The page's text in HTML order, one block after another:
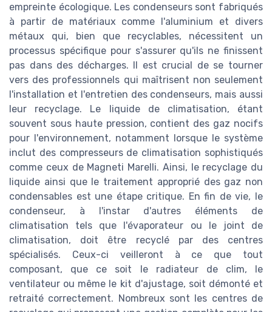
empreinte écologique. Les condenseurs sont fabriqués
à partir de matériaux comme l'aluminium et divers
métaux qui, bien que recyclables, nécessitent un
processus spécifique pour s'assurer qu'ils ne finissent
pas dans des décharges. Il est crucial de se tourner
vers des professionnels qui maîtrisent non seulement
l'installation et l'entretien des condenseurs, mais aussi
leur recyclage. Le liquide de climatisation, étant
souvent sous haute pression, contient des gaz nocifs
pour l'environnement, notamment lorsque le système
inclut des compresseurs de climatisation sophistiqués
comme ceux de Magneti Marelli. Ainsi, le recyclage du
liquide ainsi que le traitement approprié des gaz non
condensables est une étape critique. En fin de vie, le
condenseur, à l'instar d'autres éléments de
climatisation tels que l'évaporateur ou le joint de
climatisation, doit être recyclé par des centres
spécialisés. Ceux-ci veilleront à ce que tout
composant, que ce soit le radiateur de clim, le
ventilateur ou même le kit d'ajustage, soit démonté et
retraité correctement. Nombreux sont les centres de